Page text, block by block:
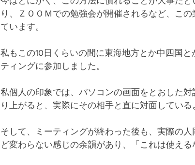
り、ＺＯＯＭでの勉強会が開催されるなど、こ
ています。
私もこの10日くらいの間に東海地方とか中四国
ティングに参加しました。
私個人の印象では、パソコンの画面をとおした
り上がると、実際にその相手と直に対面している
そして、ミーティングが終わった後も、実際の
ど変わらない感じの余韻があり、「これは使える